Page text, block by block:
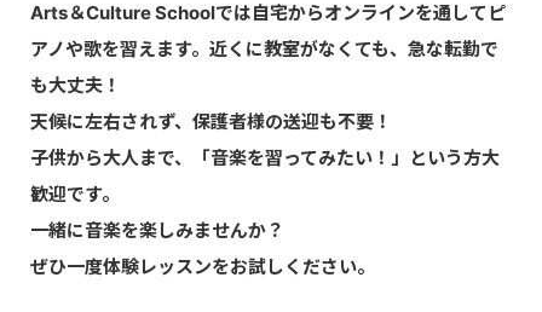
Arts＆Culture Schoolでは自宅からオンラインを通してピ
アノや歌を習えます。近くに教室がなくても、急な転勤で
も大丈夫！
天候に左右されず、保護者様の送迎も不要！
子供から大人まで、「音楽を習ってみたい！」という方大
歓迎です。
一緒に音楽を楽しみませんか？
ぜひ一度体験レッスンをお試しください。